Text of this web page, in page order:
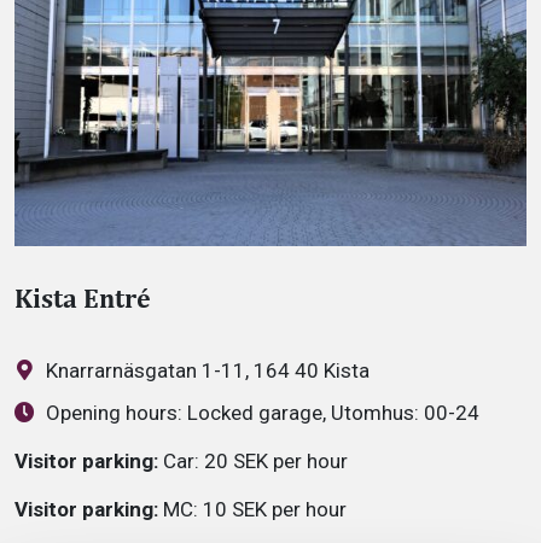
Kista Entré
Knarrarnäsgatan 1-11, 164 40 Kista
Opening hours: Locked garage, Utomhus: 00-24
Visitor parking: Car: 20 SEK per hour
Visitor parking: MC: 10 SEK per hour